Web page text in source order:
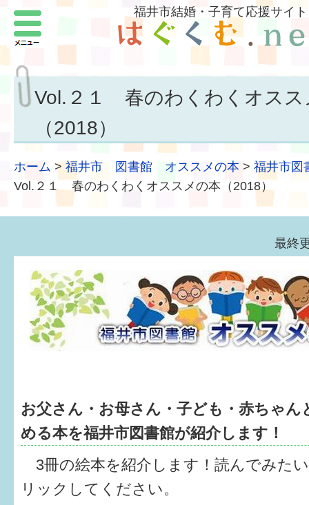
福井市結婚・子育て応援サイト
Vol.２１ 春のわくわくオスス
（2018）
ホーム > 福井市 図書館 オススメの本 > 福井市図
Vol.２１ 春のわくわくオススメの本（2018）
最終
お父さん・お母さん・子ども・赤ちゃん
める本を福井市図書館が紹介します！
3冊の絵本を紹介します！読んでみた
リックしてください。
メニュー
子どもがほしい
福井の子育て環境
もしものときの緊急連絡先
届出・手当・助成
健診・予防接種
仲間づくり・遊び場
入園・入学
相談したい
さまざまな支援